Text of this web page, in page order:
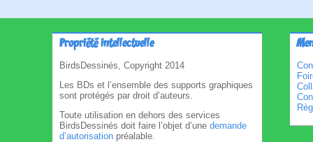
Propriété intellectuelle
BirdsDessinés, Copyright 2014
Les BDs et l’ensemble des supports graphiques
sont protégés par droit d’auteurs.
Toute utilisation en dehors des services
BirdsDessinés doit faire l’objet d’une demande
d’autorisation préalable.